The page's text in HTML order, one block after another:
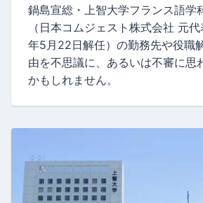
鍋島宣総・上智大学フランス語学
（日本コムジェスト株式会社 元
年5月22日解任）の勤務先や役職
由を不思議に、あるいは不審に思
かもしれません。